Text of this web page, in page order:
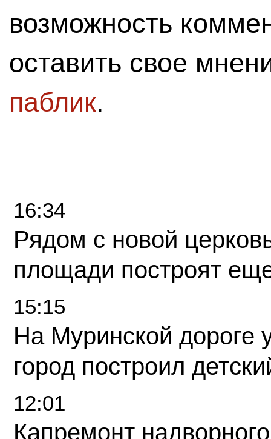
возможность
оставить свое
паблик.
16:34
Рядом с новой
площади построят
15:15
На Муринской дороге
город построил
12:01
Капремонт